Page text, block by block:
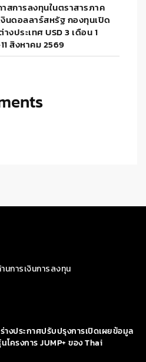
สการลงทุนในตราสารภาค
นดอลลาร์สหรัฐ กองทุนเปิด
งประเทศ USD 3 เดือน 1
สิงหาคม 2569
การเงินการลงทุน
งประกาศปรับปรุงการเปิดเผยข้อมูล
โครงการ JUMP+ ของ Thai